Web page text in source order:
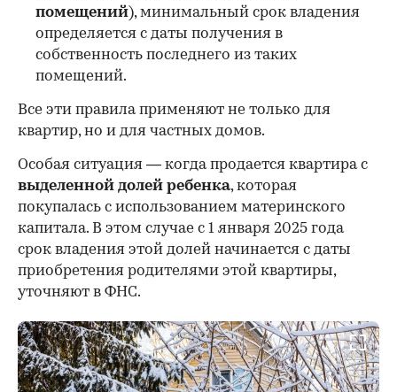
помещений), минимальный срок владения
определяется с даты получения в
собственность последнего из таких
помещений.
Все эти правила применяют не только для
квартир, но и для частных домов.
Особая ситуация — когда продается квартира с
выделенной долей ребенка, которая
покупалась с использованием материнского
капитала. В этом случае с 1 января 2025 года
срок владения этой долей начинается с даты
приобретения родителями этой квартиры,
уточняют в ФНС.